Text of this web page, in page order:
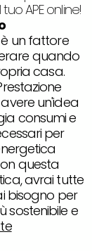
APE online!
un fattore
quando
casa.
un'idea
consumi e
per
questa
avrai tutte
bisogno per
sostenibile e